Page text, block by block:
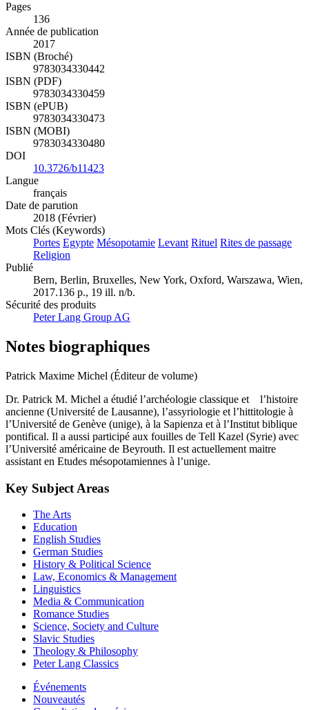
Pages
136
Année de publication
2017
ISBN (Broché)
9783034330442
ISBN (PDF)
9783034330459
ISBN (ePUB)
9783034330473
ISBN (MOBI)
9783034330480
DOI
10.3726/b11423
Langue
français
Date de parution
2018 (Février)
Mots Clés (Keywords)
Portes Egypte Mésopotamie Levant Rituel Rites de passage
Religion
Publié
Bern, Berlin, Bruxelles, New York, Oxford, Warszawa, Wien,
2017.136 p., 19 ill. n/b.
Sécurité des produits
Peter Lang Group AG
Notes biographiques
Patrick Maxime Michel (Éditeur de volume)
Dr. Patrick M. Michel a étudié l’archéologie classique et l’histoire
ancienne (Université de Lausanne), l’assyriologie et l’hittitologie à
l’Université de Genève (unige), à la Sapienza et à l’Institut biblique
pontifical. Il a aussi participé aux fouilles de Tell Kazel (Syrie) avec
l’Université américaine de Beyrouth. Il est actuellement maitre
assistant en Etudes mésopotamiennes à l’unige.
Key Subject Areas
The Arts
Education
English Studies
German Studies
History & Political Science
Law, Economics & Management
Linguistics
Media & Communication
Romance Studies
Science, Society and Culture
Slavic Studies
Theology & Philosophy
Peter Lang Classics
Événements
Nouveautés